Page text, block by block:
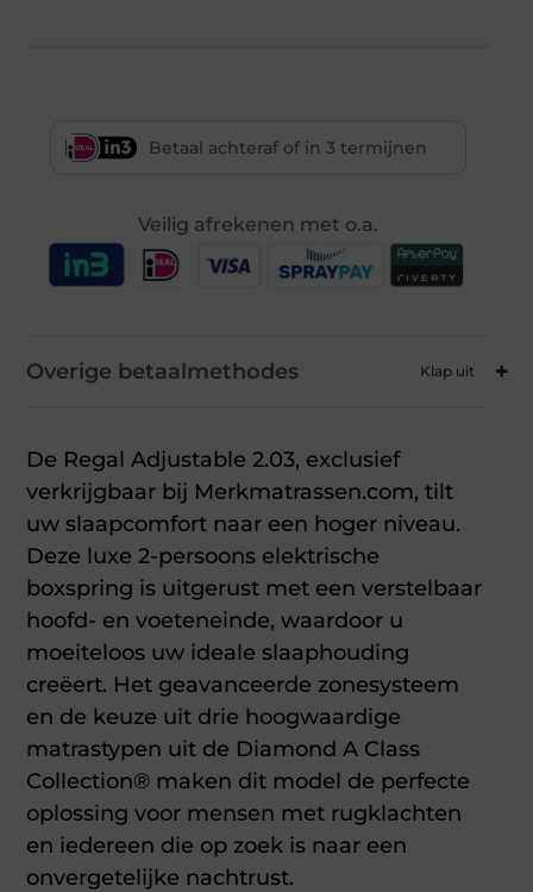
Betaal achteraf of in 3 termijnen
Veilig afrekenen met o.a.
Overige betaalmethodes
De Regal Adjustable 2.03, exclusief
verkrijgbaar bij Merkmatrassen.com, tilt
uw slaapcomfort naar een hoger niveau.
Deze luxe 2-persoons elektrische
boxspring is uitgerust met een verstelbaar
hoofd- en voeteneinde, waardoor u
moeiteloos uw ideale slaaphouding
creëert. Het geavanceerde zonesysteem
en de keuze uit drie hoogwaardige
matrastypen uit de Diamond A Class
Collection® maken dit model de perfecte
oplossing voor mensen met rugklachten
en iedereen die op zoek is naar een
onvergetelijke nachtrust.